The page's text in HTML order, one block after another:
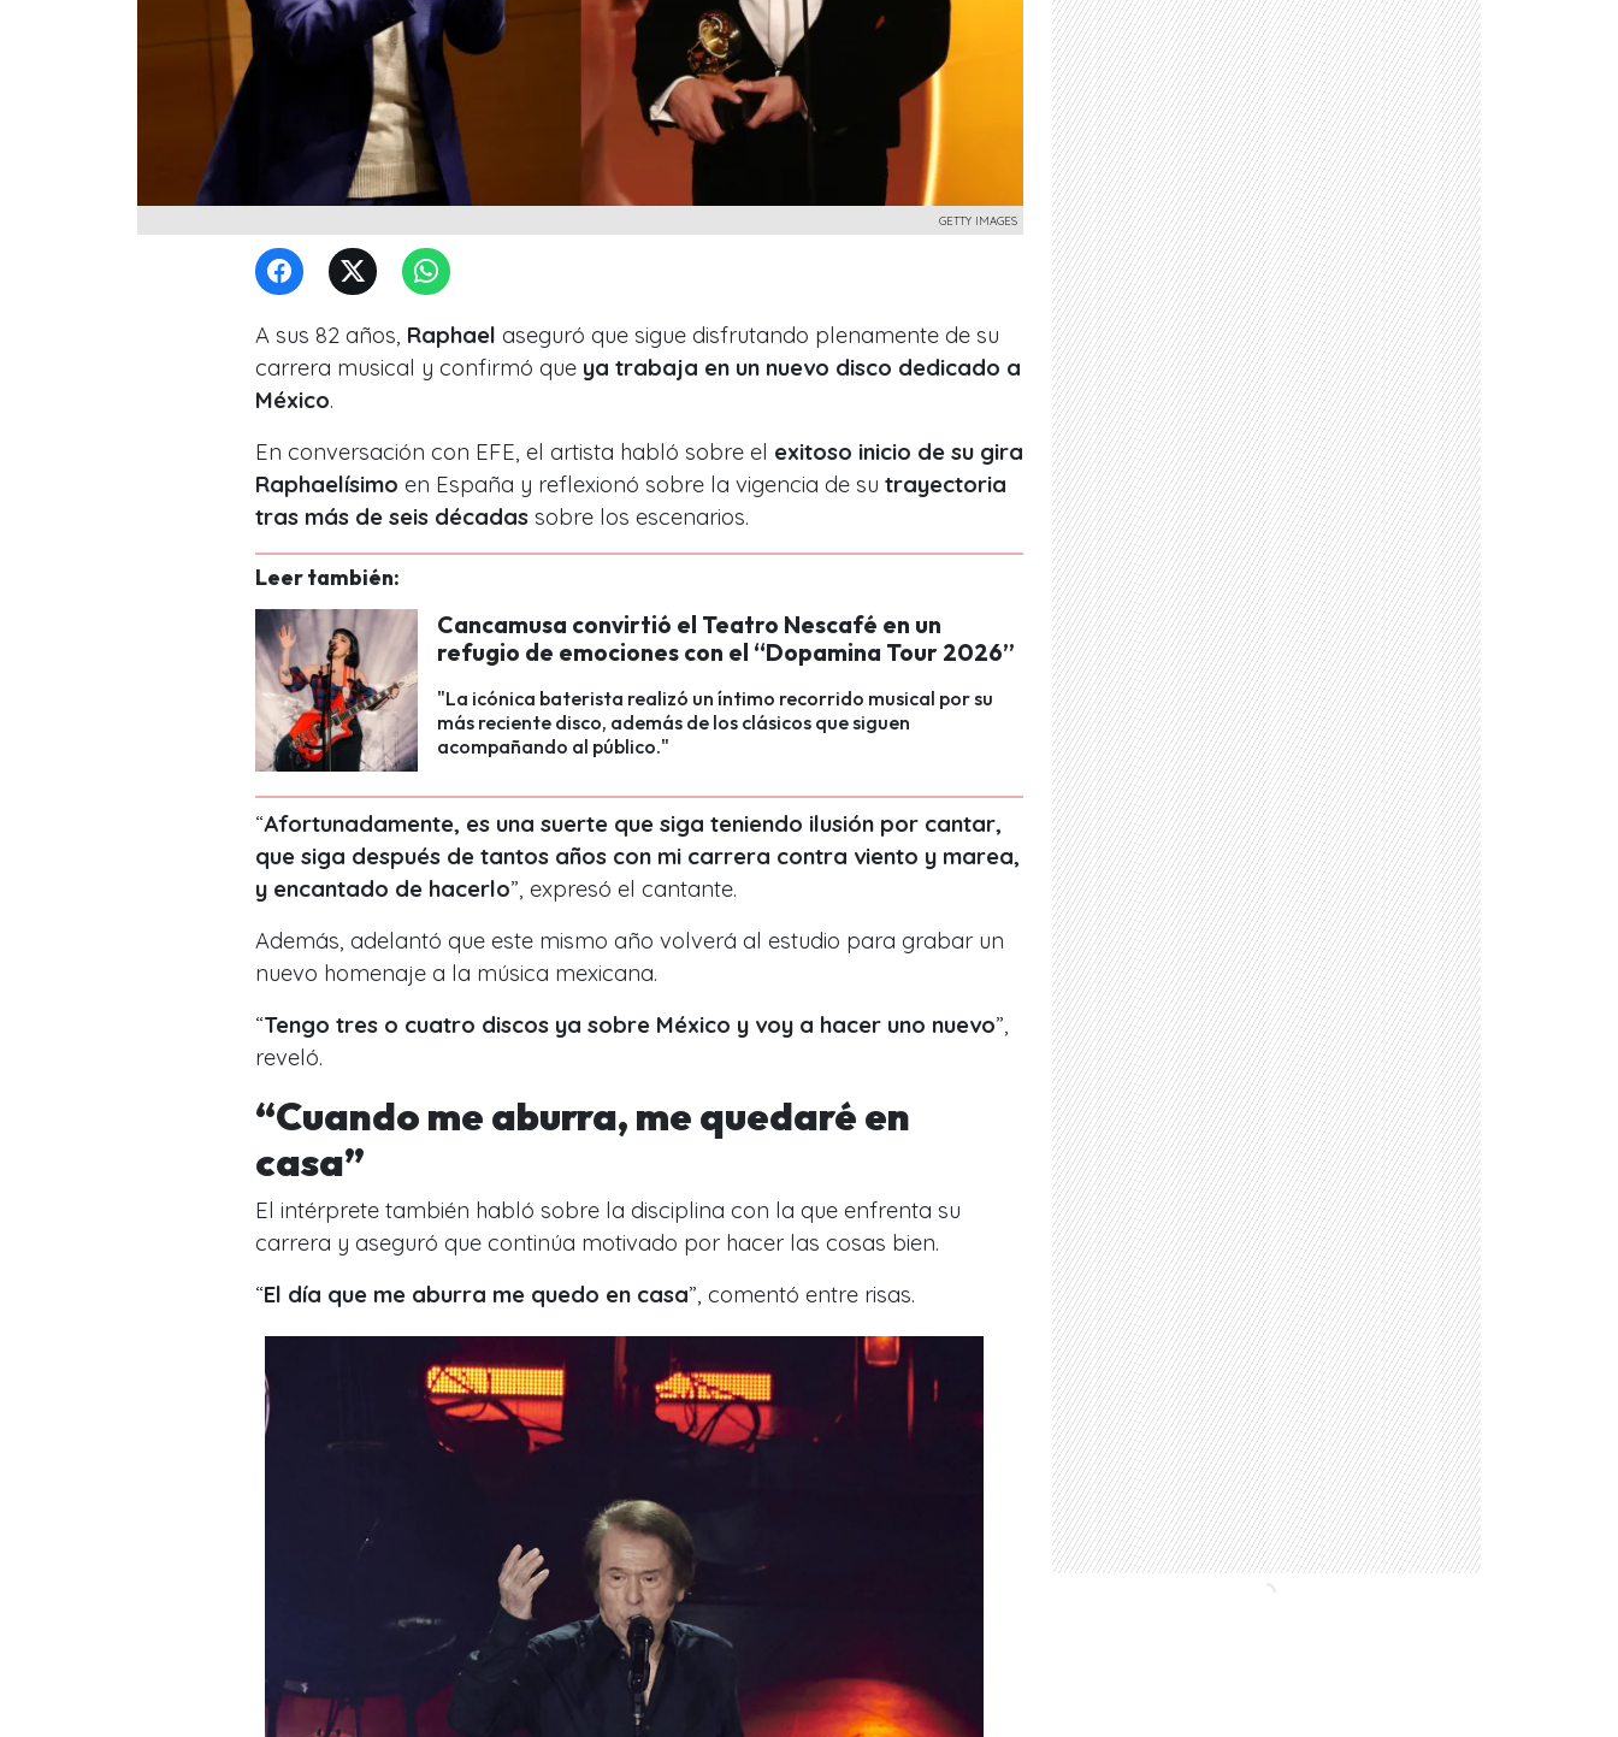
GETTY IMAGES
A sus 82 años, Raphael aseguró que sigue disfrutando plenamente de su
carrera musical y confirmó que ya trabaja en un nuevo disco dedicado a
México.
En conversación con EFE, el artista habló sobre el exitoso inicio de su gira
Raphaelísimo en España y reflexionó sobre la vigencia de su trayectoria
tras más de seis décadas sobre los escenarios.
Leer también:
Cancamusa convirtió el Teatro Nescafé en un
refugio de emociones con el “Dopamina Tour 2026”
"La icónica baterista realizó un íntimo recorrido musical por su
más reciente disco, además de los clásicos que siguen
acompañando al público."
“Afortunadamente, es una suerte que siga teniendo ilusión por cantar,
que siga después de tantos años con mi carrera contra viento y marea,
y encantado de hacerlo”, expresó el cantante.
Además, adelantó que este mismo año volverá al estudio para grabar un
nuevo homenaje a la música mexicana.
“Tengo tres o cuatro discos ya sobre México y voy a hacer uno nuevo”,
reveló.
“Cuando me aburra, me quedaré en
casa”
El intérprete también habló sobre la disciplina con la que enfrenta su
carrera y aseguró que continúa motivado por hacer las cosas bien.
“El día que me aburra me quedo en casa”, comentó entre risas.